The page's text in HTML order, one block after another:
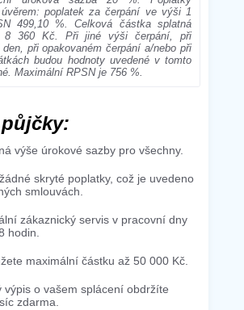
poplatek za čerpání ve výši 1
499,10 %. Celková částka splatná
8 360 Kč. Při jiné výši čerpání, při
při opakovaném čerpání a/nebo při
budou hodnoty uvedené v tomto
Maximální RPSN je 756 %.
výše úrokové sazby pro všechny.
skryté poplatky, což je uvedeno
smlouvách.
zákaznický servis v pracovní dny
hodin.
maximální částku až 50 000 Kč.
výpis o vašem splácení obdržíte
zdarma.